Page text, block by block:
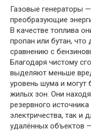
Газовые генераторы
преобразующие
В качестве топлива
пропан или бутан,
сравнению с
Благодаря чистому
выделяют меньше
уровень шума и могут
жилых зон. Они
резервного
электричества, так и
удалённых объектов